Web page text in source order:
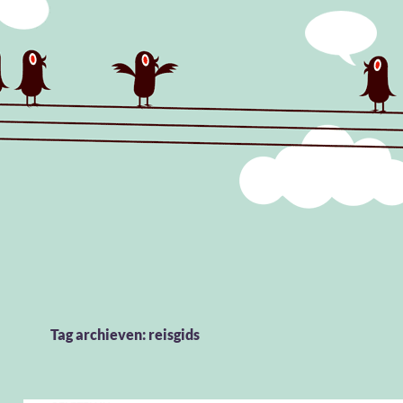
Tag archieven: reisgids